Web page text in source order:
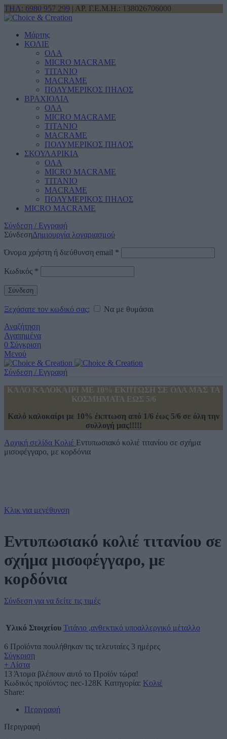
ΤΗΛ: 6980 957 299 | ΑΡ. Γ.Ε.Μ.Η.: 138026706000
Μάρτης
ΚΟΛΙΕ
ΟΛΑ
MICRO MACRAME
ΤΙΤΑΝΙΟ
MACRAME
ΠΟΛΥΜΕΡΙΚΟΣ ΠΗΛΟΣ
ΒΡΑΧΙΟΛΙΑ
ΟΛΑ
MICRO MACRAME
ΤΙΤΑΝΙΟ
MACRAME
ΠΟΛΥΜΕΡΙΚΟΣ ΠΗΛΟΣ
ΣΚΟΥΛΑΡΙΚΙΑ
ΟΛΑ
MICRO MACRAME
ΤΙΤΑΝΙΟ
MACRAME
ΠΟΛΥΜΕΡΙΚΟΣ ΠΗΛΟΣ
MICRO MACRAME
Σύνδεση / Εγγραφή
ΣύνδεσηΔημιουργία λογαριασμού
Όνομα χρήστη ή διεύθυνση email *
Κωδικός *
Σύνδεση
Ξεχάσατε τον κωδικό σας;
Να με θυμάσαι
Αναζήτηση
Αγαπημένα
0 Σύγκριση
Μενού
Σύνδεση / Εγγραφή
ΚΑΛΟ ΚΑΛΟΚΑΙΡΙ ΜΕ 10% ΕΚΠΤΩΣΗ ΣΕ ΟΛΑ ΜΑΣ ΤΑ
ΚΟΣΜΗΜΑΤΑ ΕΩΣ 5/6
Καλό καλοκαίρι με 10% έκπτωση από 1/6 έως 5/6 σε όλη την
συλλογή μας!!!!!
Αρχική σελίδα Κολιέ Εντυπωσιακό κολιέ τιτανίου σε σχήμα
μισοφέγγαρο, με κορδόνια
Κλικ για μεγέθυνση
Εντυπωσιακό κολιέ τιτανίου σε
σχήμα μισοφέγγαρο, με
κορδόνια
Σύνδεση για να δείτε τις τιμές
Υλικό Στοιχείου Τιτάνιο ,ανθεκτικό υποαλλεργικό μέταλλο
6 Προϊόντα πουλήθηκαν τις τελευταίες 3 ημέρες
Σύγκριση
+ Λίστα
13 Άτομα βλέπουν αυτό το Προϊόν τώρα!
Κωδικός προϊόντος: nec-128K Κατηγορία: Κολιέ
Share:
Περιγραφή
Περιγραφή